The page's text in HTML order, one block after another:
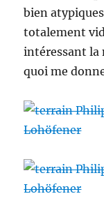
bien
totalement
intéressant la
quoi me